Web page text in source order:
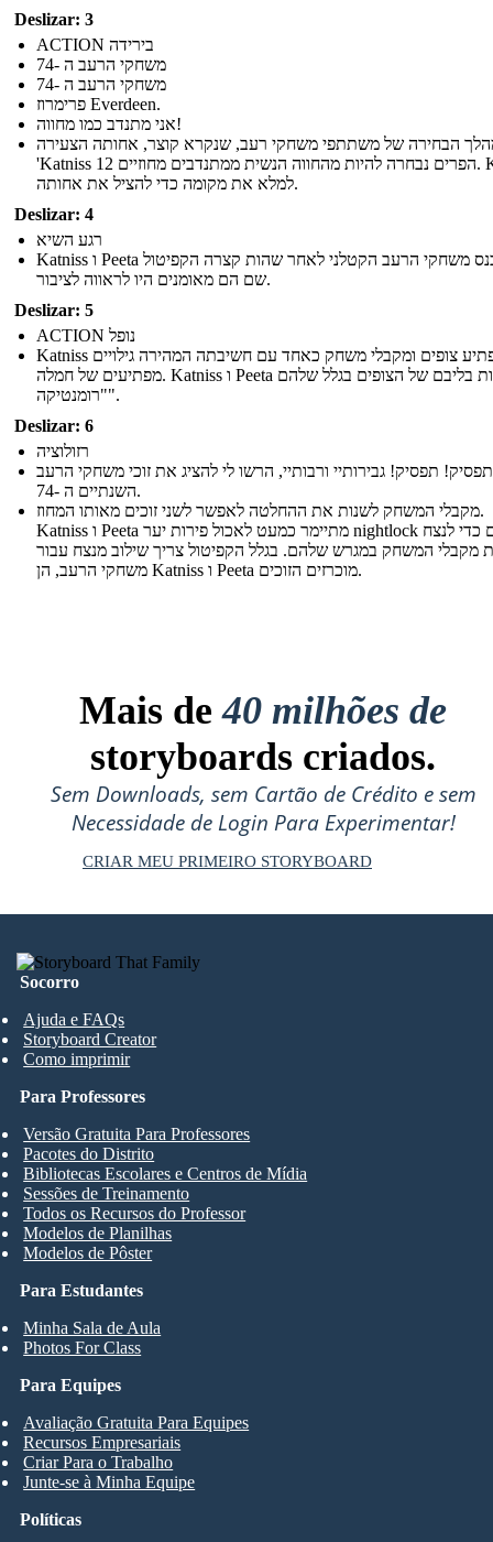
Deslizar: 3
ACTION בירידה
משחקי הרעב ה -74
משחקי הרעב ה -74
פרימרוז Everdeen.
אני מתנדב כמו מחווה!
הבחירה של משתתפי משחקי רעב, שנקרא קוצר, אחותה הצעירה
'Katniss הפרים נבחרה להיות מהחווה הנשית ממתנדבים מחוזיים 12. Katniss
למלא את מקומה כדי להציל את אחותה.
Deslizar: 4
רגע השיא
Katniss ו Peeta להיכנס משחקי הרעב הקטלני לאחר שהות קצרה הקפיטול
שם הם מאומנים היו לראווה לציבור.
Deslizar: 5
ACTION נופל
Katniss מפתיע צופים ומקבלי משחק כאחד עם חשיבתה המהירה גילויים
מפתיעים של חמלה. Katniss ו Peeta לזכות בליבם של הצופים בגלל שלהם
"רומנטיקה".
Deslizar: 6
רזולוציה
תפסיק! תפסיק! גבירותיי ורבותיי, הרשו לי להציג את זוכי משחקי הרעב
השנתיים ה -74.
מקבלי המשחק לשנות את ההחלטה לאפשר לשני זוכים מאותו המחוז.
Katniss ו Peeta מתיימר כמעט לאכול פירות יער nightlock רעילים כדי לנצח
מקבלי המשחק במגרש שלהם. בגלל הקפיטול צריך שילוב מנצח עבור
משחקי הרעב, הן Katniss ו Peeta מוכרזים הזוכים.
Mais de40 milhões de
storyboards criados.
Sem Downloads, sem Cartão de Crédito e sem
Necessidade de Login Para Experimentar!
CRIAR MEU PRIMEIRO STORYBOARD
Socorro
Ajuda e FAQs
Storyboard Creator
Como imprimir
Para Estudantes
Minha Sala de Aula
Photos For Class
Para Professores
Versão Gratuita Para Professores
Pacotes do Distrito
Bibliotecas Escolares e Centros de Mídia
Sessões de Treinamento
Todos os Recursos do Professor
Modelos de Planilhas
Modelos de Pôster
Para Equipes
Avaliação Gratuita Para Equipes
Recursos Empresariais
Criar Para o Trabalho
Junte-se à Minha Equipe
Políticas